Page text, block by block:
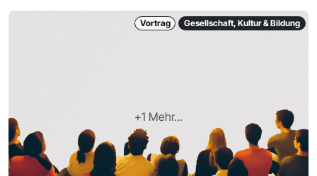
+1 Mehr...
Vortrag Gesellschaft, Kultur & Bildung